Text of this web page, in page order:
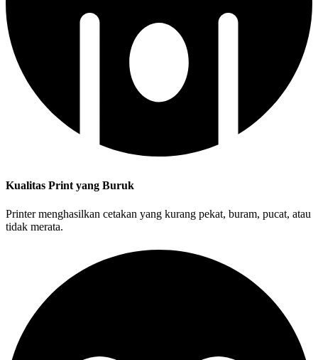
Kualitas Print yang Buruk
Printer menghasilkan cetakan yang kurang pekat, buram, pucat, atau
tidak merata.